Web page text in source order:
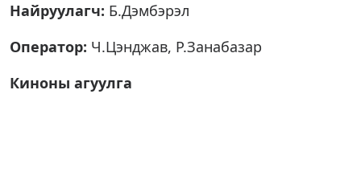
Найруулагч: Б.Дэмбэрэл
Оператор: Ч.Цэнджав, Р.Занабазар
Киноны агуулга